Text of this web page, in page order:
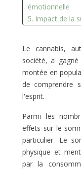
émotionnelle
5. Impact de la
7. Les effets sur
rêves
Le cannabis,
société, a
montée en
de comprendre
l'esprit.
Parmi les
effets sur le
particulier. Le
physique et
par la